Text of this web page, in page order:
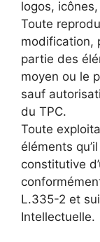
logos,
Toute
modification,
partie des
moyen ou le
sauf
du TPC.
Toute
éléments
constitutive
L.335-2 et
Intellectuelle.